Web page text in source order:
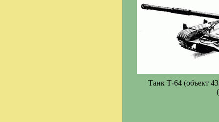
Танк Т-64 (объект